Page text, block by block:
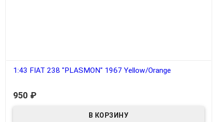
1:43 FIAT 238 "PLASMON" 1967 Yellow/Orange
950 ₽